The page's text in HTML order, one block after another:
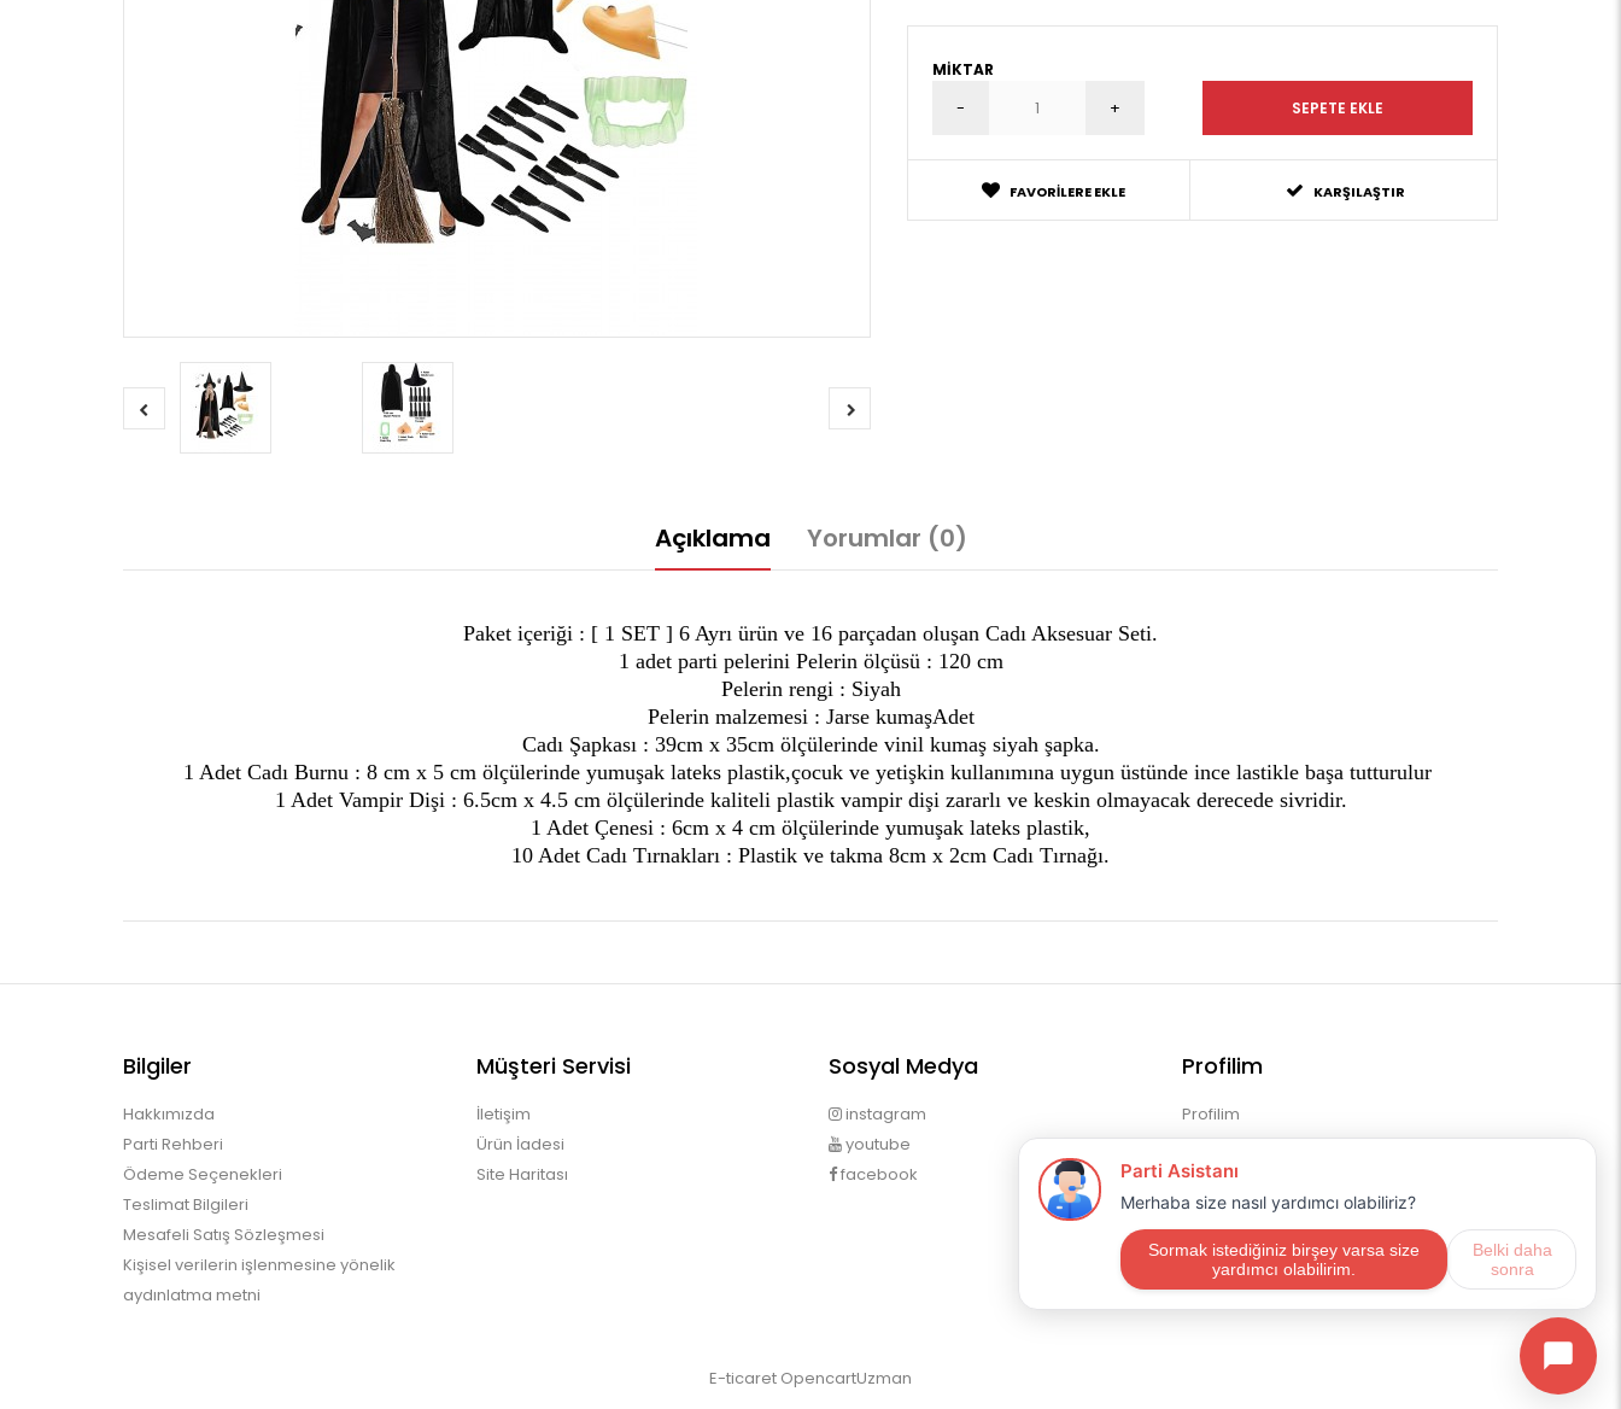
MIKTAR
FAVORILERE EKLE KARŞILAŞTIR
Açıklama Yorumlar (0)
Paket içeriği : [ 1 SET ] 6 Ayrı ürün ve 16 parçadan oluşan Cadı Aksesuar Seti.
1 adet parti pelerini Pelerin ölçüsü : 120 cm
Pelerin rengi : Siyah
Pelerin malzemesi : Jarse kumaşAdet
Cadı Şapkası : 39cm x 35cm ölçülerinde vinil kumaş siyah şapka.
1 Adet Cadı Burnu : 8 cm x 5 cm ölçülerinde yumuşak lateks plastik,çocuk ve yetişkin kullanımına uygun üstünde ince lastikle başa tutturulur
1 Adet Vampir Dişi : 6.5cm x 4.5 cm ölçülerinde kaliteli plastik vampir dişi zararlı ve keskin olmayacak derecede sivridir.
1 Adet Çenesi : 6cm x 4 cm ölçülerinde yumuşak lateks plastik,
10 Adet Cadı Tırnakları : Plastik ve takma 8cm x 2cm Cadı Tırnağı.
Bilgiler
Hakkımızda
Parti Rehberi
Ödeme Seçenekleri
Teslimat Bilgileri
Mesafeli Satış Sözleşmesi
Kişisel verilerin işlenmesine yönelik
aydınlatma metni
Müşteri Servisi
İletişim
Ürün İadesi
Site Haritası
Sosyal Medya
instagram
youtube
facebook
Profilim
Profilim
Sipariş Geçmişim
Alışveriş Listem
Mail Aboneliği
E-ticaret OpencartUzman